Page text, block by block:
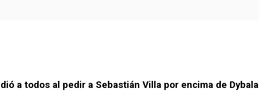
a todos al pedir a Sebastián Villa por encima de Dybala